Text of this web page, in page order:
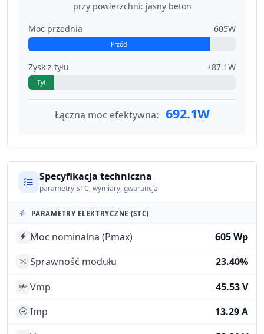
przy powierzchni: jasny beton
Moc przednia
605W
Przód
Zysk z tyłu +87.1W
Tył
Łączna moc efektywna: 692.1W
Specyfikacja techniczna
parametry STC, wymiary, gwarancja
PARAMETRY ELEKTRYCZNE (STC)
Moc nominalna (Pmax)
605 Wp
Sprawność modułu
23.40%
Vmp
45.53 V
Imp
13.29 A